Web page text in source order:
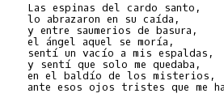
   Las espinas del cardo santo,
   lo abrazaron en su caída,
   y entre saumerios de basura,
   el ángel aquel se moría,
   sentí un vacío a mis espaldas,
   y sentí que solo me quedaba,
   en el baldío de los misterios,
ante esos ojos tristes que me